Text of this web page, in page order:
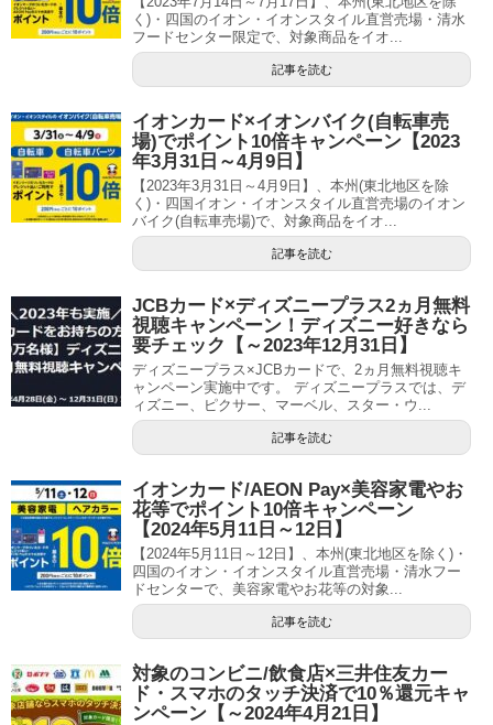
く)・四国のイオン・イオンスタイル直営売場・清水
フードセンター限定で、対象商品をイオ...
記事を読む
イオンカード×イオンバイク(自転車売
場)でポイント10倍キャンペーン【2023
年3月31日～4月9日】
【2023年3月31日～4月9日】、本州(東北地区を除
く)・四国イオン・イオンスタイル直営売場のイオン
バイク(自転車売場)で、対象商品をイオ...
記事を読む
JCBカード×ディズニープラス2ヵ月無料
視聴キャンペーン！ディズニー好きなら
要チェック【～2023年12月31日】
ディズニープラス×JCBカードで、2ヵ月無料視聴キ
ャンペーン実施中です。 ディズニープラスでは、デ
ィズニー、ピクサー、マーベル、スター・ウ...
記事を読む
イオンカード/AEON Pay×美容家電やお
花等でポイント10倍キャンペーン
【2024年5月11日～12日】
【2024年5月11日～12日】、本州(東北地区を除く)・
四国のイオン・イオンスタイル直営売場・清水フー
ドセンターで、美容家電やお花等の対象...
記事を読む
対象のコンビニ/飲食店×三井住友カー
ド・スマホのタッチ決済で10％還元キャ
ンペーン【～2024年4月21日】